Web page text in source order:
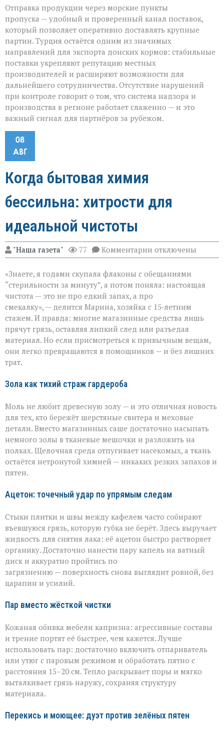
Отправка продукции через морские пункты
пропуска — удобный и проверенный канал поставок,
который позволяет оперативно доставлять крупные
партии. Турция остаётся одним из значимых
направлений для экспорта донских кормов: стабильные
поставки укрепляют репутацию местных
производителей и расширяют возможности для
дальнейшего сотрудничества. Отсутствие нарушений
при контроле говорит о том, что система надзора и
производства в регионе работает слаженно — и это
важный сигнал для партнёров за рубежом.
08
АВГ
Когда бытовая химия
бессильна: хитрости для
идеальной чистоты
"Наша газета" 77 Комментарии к
записи
бытовая
химия
хитрости
для
идеальной
чистоты
отключены
«Знаете, я годами скупала флаконы с обещаниями
“стерильности за минуту”, а потом поняла: настоящая
чистота — это не про едкий запах, а про
смекалку», — делится Марина, хозяйка с 15‑летним
стажем. И правда: многие магазинные средства лишь
прячут грязь, оставляя липкий след или разъедая
материал. Но если присмотреться к привычным вещам,
они легко превращаются в помощников — и без лишних
трат.
Зола как тихий страж гардероба
Моль не любит древесную золу — и это отличная новость
для тех, кто бережёт шерстяные свитера и меховые
детали. Вместо магазинных саше достаточно насыпать
немного золы в тканевые мешочки и разложить на
полках. Щелочная среда отпугивает насекомых, а ткань
остаётся нетронутой химией — никаких резких запахов и
пятен.
Ацетон: точечный удар по упрямым следам
Стыки плитки и швы между кафелем часто собирают
въевшуюся грязь, которую губка не берёт. Здесь выручает
жидкость для снятия лака: её ацетон быстро растворяет
органику. Достаточно нанести пару капель на ватный
диск и аккуратно пройтись по
загрязнению — поверхность снова выглядит ровной, без
царапин и усилий.
Пар вместо жёсткой чистки
Кожаная обивка мебели капризна: агрессивные составы
и трение портят её быстрее, чем кажется. Лучше
использовать пар: достаточно включить отпариватель
или утюг с паровым режимом и обработать пятно с
расстояния 15–20 см. Тепло раскрывает поры и мягко
выталкивает грязь наружу, сохраняя структуру
материала.
Перекись и моющее: дуэт против зелёных пятен